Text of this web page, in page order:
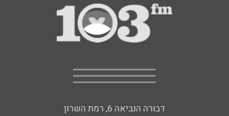
דבורה הנביאה 6, רמת השרון